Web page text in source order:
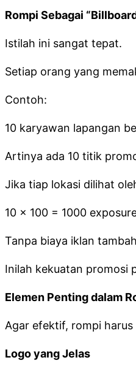
Rompi Sebagai
Istilah ini sangat tepat.
Setiap orang yang
Contoh:
10 karyawan lapangan
Artinya ada 10 titik
Jika tiap lokasi dilihat
10 × 100 = 1000
Tanpa biaya iklan
Inilah kekuatan promosi
Elemen Penting dalam
Agar efektif, rompi
Logo yang Jelas